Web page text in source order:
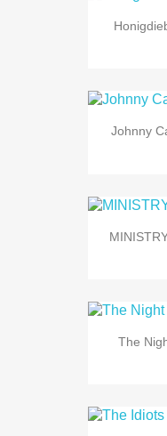
Johnny
The